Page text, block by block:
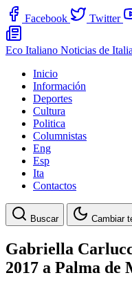
Facebook Twitter
Eco Italiano Noticias de
Inicio
Información
Deportes
Cultura
Politica
Columnistas
Eng
Esp
Ita
Contactos
Buscar Cambiar
Gabriella
2017 a Palma de